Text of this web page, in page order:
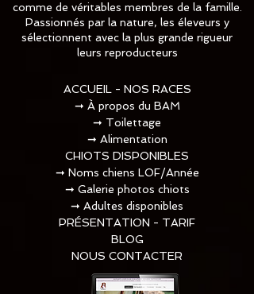
comme de véritables membres de la famille.
Passionnés par la nature, les éleveurs y
sélectionnent avec la plus grande rigueur
leurs reproducteurs
ACCUEIL - NOS RACES
➞ À propos du BAM
➞ Toilettage​
➞ Alimentation
CHIOTS DISPONIBLES
➞ Noms chiens LOF/Année
➞ Galerie photos chiots
➞ Adultes disponibles
PRÉSENTATION - TARIF
BLOG
NOUS CONTACTER